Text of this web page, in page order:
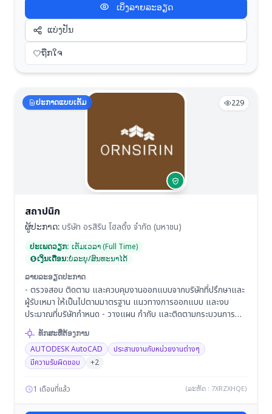
ເບິ່ງລາຍລະອຽດ
ແບ່ງປັນ
ຖືກໃຈ
ປະກາດແບບເຕັມ 229
สถาปนิก
ຜູ້ປະກາດ:บริษัท อรสิริน โฮลดิ้ง จำกัด (มหาชน)
ປະເພດວຽກ: ເຕັມເວລາ (Full Time)
ເງິນເດືອນ:ບໍ່ລະບຸ/ສົນທະນາໄດ້
ລາຍລະອຽດປະກາດ
- ตรวจสอบ ติดตาม และควบคุมงานออกแบบจากบริษัทที่ปรึกษาและ
ผู้รับเหมา ให้เป็นไปตามมาตรฐาน แนวทางการออกแบบ และงบ
ประมาณที่บริษัทกำหนด - วางแผน กำกับ และติดตามกระบวนการ
ตรวจสอบแบบ รวมถึงการส่งมอบงานออกแบบให้เป็นไปตามแผน
งานและระยะเวลาที่กำหนด - พิจารณา คัดเลือก และตรวจสอบสเปค
วัสดุที่เกี่ยวข้องกับงานสถาปัตยกรรม ให้เหมาะสมกับการใช้งาน
คุณภาพ และงบประมาณโครงการ - ตรวจสอบและพิจารณาแบบ
Sample) ที่ผู้รับเหมานำเสนอ เพื่อให้เป็นไปตามมาตรฐานและข้อ
ของแบบก่อสร้าง เพื่อขออนุมัติและนำเสนอข้อมูลผู้บริหารก่อน
ທັກສະທີ່ຕ້ອງການ
AUTODESK AutoCAD
ประสานงานกับหน่วยงานต่างๆ
มีความรับผิดชอบ
+2
1 เดือนที่แล้ว (ລະຫັດ : 7XRZXHQE)